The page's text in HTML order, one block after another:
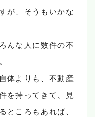
が、そうもいかな
んな人に数件の不
体よりも、不動産
を持ってきて、見
ところもあれば、